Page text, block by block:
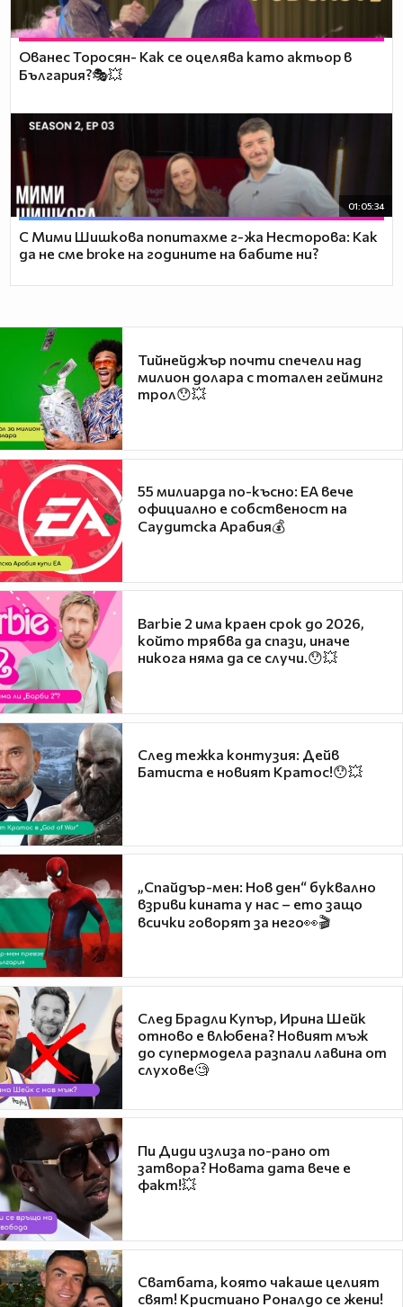
Ованес Торосян- Как се оцелява като актьор в
България?🎭💥
01:05:34
С Мими Шишкова попитахме г-жа Несторова: Как
да не сме broke на годините на бабите ни?
Тийнейджър почти спечели над
милион долара с тотален гейминг
трол😯💥
55 милиарда по-късно: EA вече
официално е собственост на
Саудитска Арабия💰
Barbie 2 има краен срок до 2026,
който трябва да спази, иначе
никога няма да се случи.😯💥
След тежка контузия: Дейв
Батиста е новият Кратос!😯💥
„Спайдър-мен: Нов ден“ буквално
взриви кината у нас – ето защо
всички говорят за него👀🎬
След Брадли Купър, Ирина Шейк
отново е влюбена? Новият мъж
до супермодела разпали лавина от
слухове🧐
Пи Диди излиза по-рано от
затвора? Новата дата вече е
факт!💥
Сватбата, която чакаше целият
свят! Кристиано Роналдо се жени!